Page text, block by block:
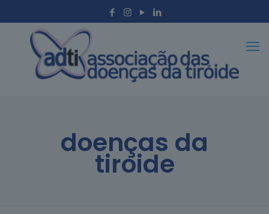
doenças da
tiroide